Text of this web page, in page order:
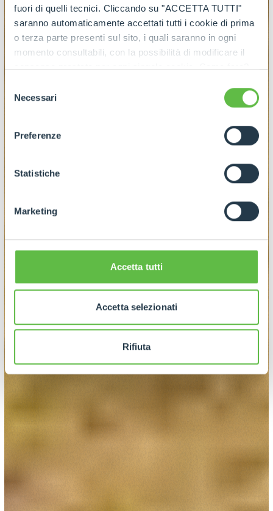
fuori di quelli tecnici. Cliccando su "ACCETTA TUTTI"
saranno automaticamente accettati tutti i cookie di prima
o terza parte presenti sul sito, i quali saranno in ogni
momento consultabili, con la possibilità di modificare il
consenso prestato per ogni singolo cookie. Come fare?
ogni pagina, selezionare "Modifichi il suo consenso" e
dell'informativa completa nel footer presente in ogni
pagina. Per esercitare i diritti riconosciuti all'interessato ai
GDPR abbiamo predisposto una
apposita procedura.
delNecessari
Preferenze
Statistiche
Marketing
Accetta tutti
Accetta selezionati
Rifiuta